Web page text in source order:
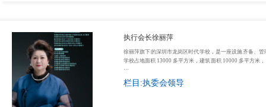
执行会长徐丽萍
徐丽萍旗下的深圳市龙岗区时代学校，是一座设施齐备、
学校占地面积 13000 多平方米，建筑面积 10000 多平方米
···
栏目:执委会领导